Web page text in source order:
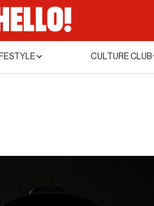
CULTURE CLUB